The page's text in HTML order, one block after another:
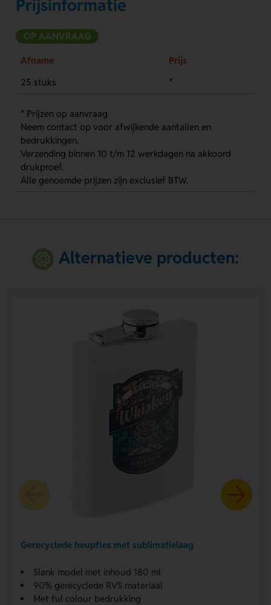
Prijsinformatie
OP AANVRAAG
Afname
Prijs
25 stuks
*
* Prijzen op aanvraag
Neem contact op voor afwijkende aantallen en
bedrukkingen.
Verzending binnen 10 t/m 12 werkdagen na akkoord
drukproef.
Alle genoemde prijzen zijn exclusief BTW.
Alternatieve producten:
Gerecyclede heupfles met sublimatielaag
Slank model met inhoud 180 ml
90% gerecyclede RVS materiaal
Met ful colour bedrukking